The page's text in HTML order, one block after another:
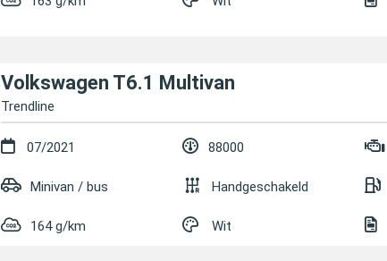
Volkswagen T6.1 Multivan
Trendline
07/2021 88000
Minivan / bus Handgeschakeld
164 g/km Wit